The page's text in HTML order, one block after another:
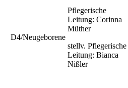
D4/Neugeborene
Pflegerische
Leitung: Corinna
Müther
stellv. Pflegerische
Leitung: Bianca
Nißler